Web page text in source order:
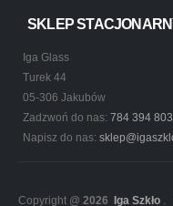
SKLEP
Iga Glass
Turek 44
05-306 Jakubów
Zadzwoń do nas: 784 394 803
Napisz do nas:
Copyright @ 2026 Iga Szkło .